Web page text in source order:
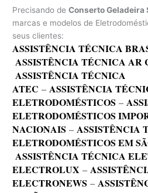
Precisando deConserto Geladeira
marcas e modelos de
seus clientes:
ASSISTÊNCIA TÉCNICA
ASSISTÊNCIA TÉCNICA AR
ASSISTÊNCIA TÉCNICA
ATEC –ASSISTÊNCIA
ELETRODOMÉSTICOS –
ELETRODOMÉSTICOS
NACIONAIS –ASSISTÊNCIA
ELETRODOMÉSTICOS EM
ASSISTÊNCIA TÉCNICA
ELECTROLUX –
ELECTRONEWS –